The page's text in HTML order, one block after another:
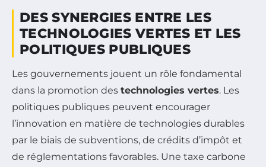
DES SYNERGIES ENTRE LES
TECHNOLOGIES VERTES ET LES
POLITIQUES PUBLIQUES
Les gouvernements jouent un rôle fondamental
dans la promotion des technologies vertes. Les
politiques publiques peuvent encourager
l’innovation en matière de technologies durables
par le biais de subventions, de crédits d’impôt et
de réglementations favorables. Une taxe carbone